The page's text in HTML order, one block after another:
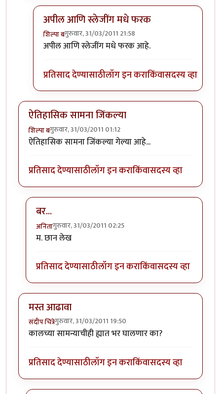
अपील आणि स्लेजींग मधे फरक
शिल्पा बगुरुवार, 31/03/2011 21:58
In reply toकिरण मोरे खुप जास्त अपील करत
अपील आणि स्लेजींग मधे फरक आहे.
प्रतिसाद देण्यासाठीलॉग इन कराकिंवासदस्य व्हा
ऐतिहासिक सामना जिंकल्या
शिल्पा बगुरुवार, 31/03/2011 01:12
ऐतिहासिक सामना जिंकल्या गेल्या आहे...
प्रतिसाद देण्यासाठीलॉग इन कराकिंवासदस्य व्हा
बर...
अनितागुरुवार, 31/03/2011 02:25
In reply to
म. छान लेख
प्रतिसाद देण्यासाठीलॉग इन कराकिंवासदस्य व्हा
मस्त आढावा
संदीप चित्रेगुरुवार, 31/03/2011 19:50
कालच्या सामन्याचीही ह्यात भर घालणार का?
प्रतिसाद देण्यासाठीलॉग इन कराकिंवासदस्य व्हा